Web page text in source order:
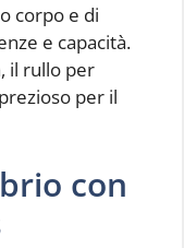
corpo e di
e capacità.
il rullo per
per il
con